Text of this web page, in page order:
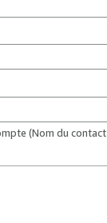
(Nom du